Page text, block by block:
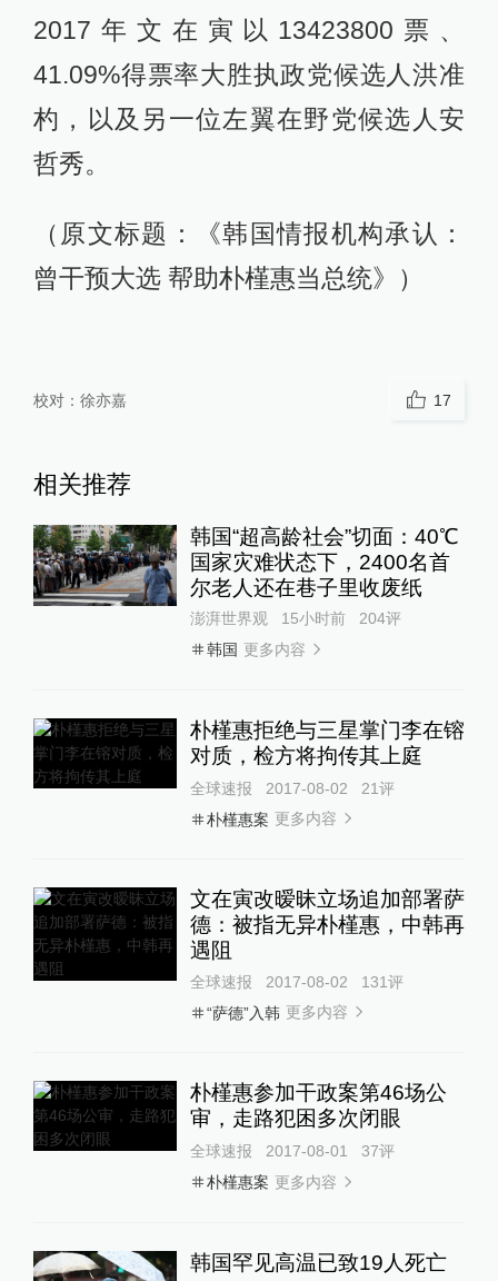
2017年文在寅以13423800票、
41.09%得票率大胜执政党候选人洪准
杓，以及另一位左翼在野党候选人安
哲秀。
（原文标题：《韩国情报机构承认：
曾干预大选 帮助朴槿惠当总统》）
校对： 徐亦嘉 17
相关推荐
韩国“超高龄社会”切面：40℃
国家灾难状态下，2400名首
尔老人还在巷子里收废纸
澎湃世界观 15小时前 204评
韩国 更多内容
朴槿惠拒绝与三星掌门李在镕
对质，检方将拘传其上庭
全球速报 2017-08-02 21评
朴槿惠案 更多内容
文在寅改暧昧立场追加部署萨
德：被指无异朴槿惠，中韩再
遇阻
全球速报 2017-08-02 131评
“萨德”入韩 更多内容
朴槿惠参加干政案第46场公
审，走路犯困多次闭眼
全球速报 2017-08-01 37评
朴槿惠案 更多内容
韩国罕见高温已致19人死亡